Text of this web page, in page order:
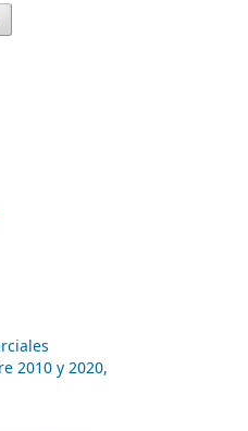
2010 y 2020,